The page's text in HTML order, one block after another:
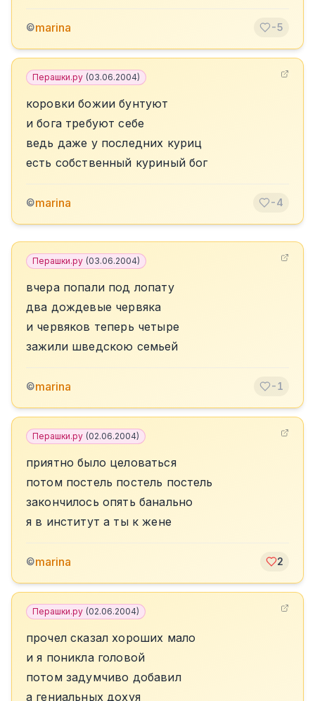
©marina -5
Перашки.ру (03.06.2004)
коровки божии бунтуют
и бога требуют себе
ведь даже у последних куриц
есть собственный куриный бог
©marina -4
Перашки.ру (03.06.2004)
вчера попали под лопату
два дождевые червяка
и червяков теперь четыре
зажили шведскою семьей
©marina -1
Перашки.ру (02.06.2004)
приятно было целоваться
потом постель постель постель
закончилось опять банально
я в институт а ты к жене
©marina 2
Перашки.ру (02.06.2004)
прочел сказал хороших мало
и я поникла головой
потом задумчиво добавил
а гениальных дохуя